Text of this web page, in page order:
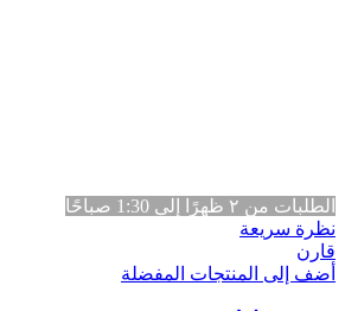
الطلبات من ٢ ظهرًا إلى 1:30 صباحًا
نظرة سريعة
قارن
أضف إلى المنتجات المفضلة